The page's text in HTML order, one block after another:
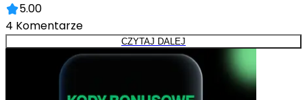
5.00
4 Komentarze
CZYTAJ DALEJ